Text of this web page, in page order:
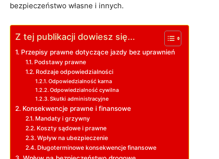
bezpieczeństwo własne i innych.
Z tej publikacji dowiesz się...
Przepisy prawne dotyczące jazdy bez uprawnień
Podstawy prawne
Rodzaje odpowiedzialności
Odpowiedzialność karna
Odpowiedzialność cywilna
Skutki administracyjne
Konsekwencje prawne i finansowe
Mandaty i grzywny
Koszty sądowe i prawne
Wpływ na ubezpieczenie
Długoterminowe konsekwencje finansowe